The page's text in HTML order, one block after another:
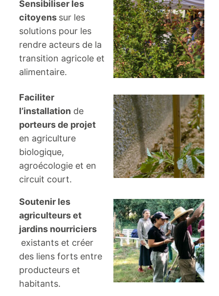
Sensibiliser les
citoyens sur les
solutions pour les
rendre acteurs de la
transition agricole et
alimentaire.
Faciliter
l’installation de
porteurs de projet
en agriculture
biologique,
agroécologie et en
circuit court.
Soutenir les
agriculteurs et
jardins nourriciers
existants et créer
des liens forts entre
producteurs et
habitants.